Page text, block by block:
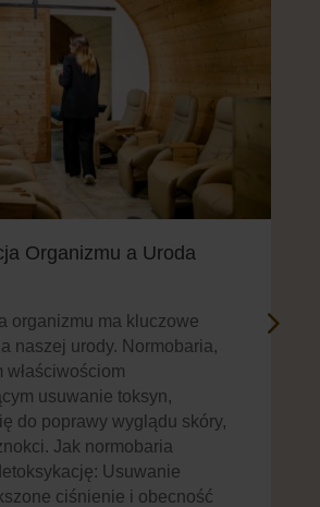
Organizmu a Uroda
organizmu ma kluczowe
naszej urody. Normobaria,
właściwościom
usuwanie toksyn,
do poprawy wyglądu skóry,
Jak normobaria
Usuwanie
ciśnienie i obecność